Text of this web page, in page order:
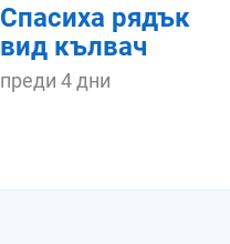
Спасиха рядък
вид кълвач
преди 4 дни